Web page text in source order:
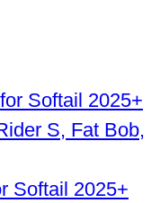
Softail 2025+